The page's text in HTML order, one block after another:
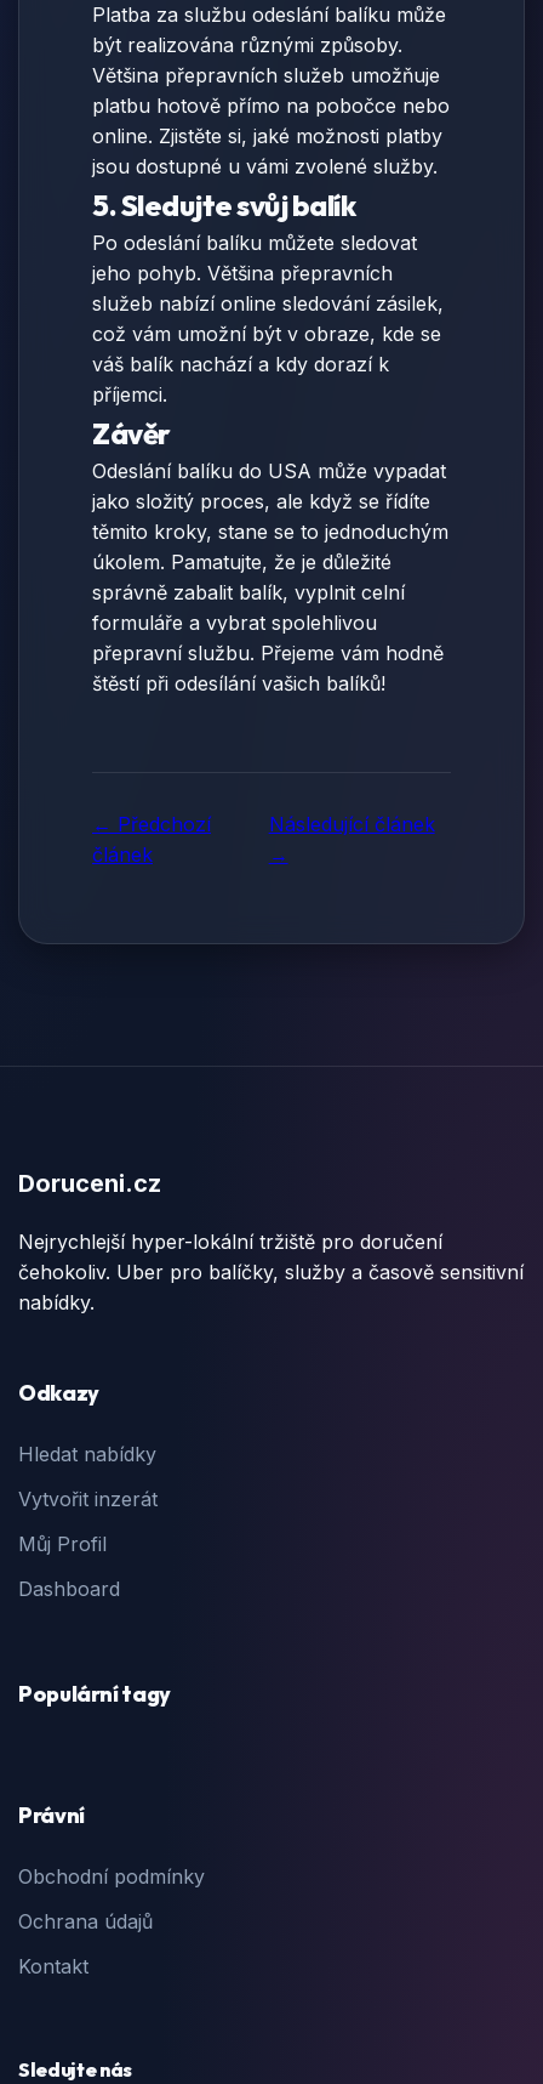
Platba za službu odeslání balíku může
být realizována různými způsoby.
Většina přepravních služeb umožňuje
platbu hotově přímo na pobočce nebo
online. Zjistěte si, jaké možnosti platby
jsou dostupné u vámi zvolené služby.
5. Sledujte svůj balík
Po odeslání balíku můžete sledovat
jeho pohyb. Většina přepravních
služeb nabízí online sledování zásilek,
což vám umožní být v obraze, kde se
váš balík nachází a kdy dorazí k
příjemci.
Závěr
Odeslání balíku do USA může vypadat
jako složitý proces, ale když se řídíte
těmito kroky, stane se to jednoduchým
úkolem. Pamatujte, že je důležité
správně zabalit balík, vyplnit celní
formuláře a vybrat spolehlivou
přepravní službu. Přejeme vám hodně
štěstí při odesílání vašich balíků!
← Předchozí
článek
Následující článek
→
Doruceni.cz
Nejrychlejší hyper-lokální tržiště pro doručení
čehokoliv. Uber pro balíčky, služby a časově sensitivní
nabídky.
Odkazy
Hledat nabídky
Vytvořit inzerát
Můj Profil
Dashboard
Populární tagy
Právní
Obchodní podmínky
Ochrana údajů
Kontakt
Sledujte nás